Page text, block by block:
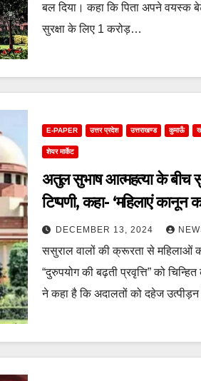
बल दिया। कहा कि पिता अपने वयस्क
सुरक्षा के लिए 1 करोड़…
E-PAPER उत्तर प्रदेश उत्तराखण्ड कुमाऊँ
शेयर मार्केट
अतुल सुभाष आत्महत्या के बीच
टिप्पणी, कहा- ‘महिलाएं कानून
DECEMBER 13, 2024
ससुराल वालों की क्रूरता से महिलाओं
“दुरुपयोग की बढ़ती प्रवृत्ति” को
ने कहा है कि अदालतों को दहेज